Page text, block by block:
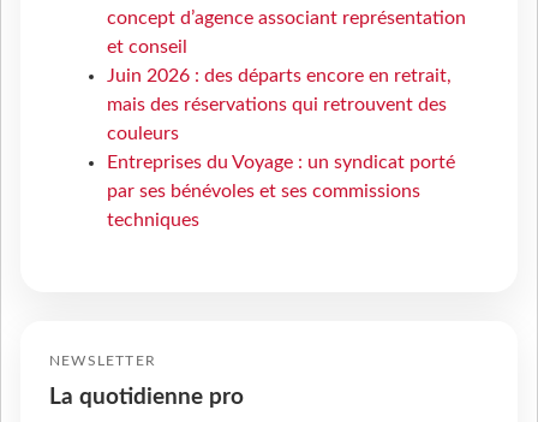
concept d’agence associant représentation
et conseil
Juin 2026 : des départs encore en retrait,
mais des réservations qui retrouvent des
couleurs
Entreprises du Voyage : un syndicat porté
par ses bénévoles et ses commissions
techniques
NEWSLETTER
La quotidienne pro